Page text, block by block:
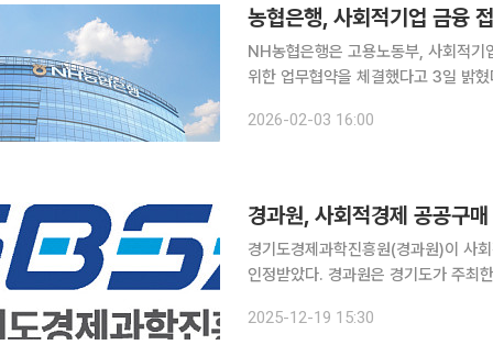
농협은행, 사회적기업 금융
NH농협은행은 고용노동부, 사회적기
위한 업무협약을 체결했다고 3일 밝혔다. 사회적기업은 취약계층 고용 창출과 사회서비
우가 많다. 이번 협약은 사회적기업
2026-02-03 16:00
경과원, 사회적경제 공공구
경기도경제과학진흥원(경과원)이 사
인정받았다. 경과원은 경기도가 주최한 ‘2025년 경기도 사회적경제 공공구매 우수사례 공모전’에
확대와 공공구매 활성화를 목표로,
2025-12-19 15:30